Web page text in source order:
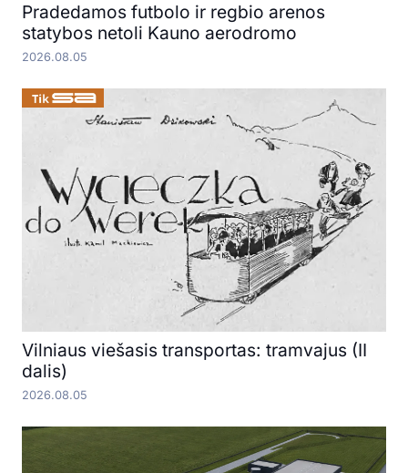
Pradedamos futbolo ir regbio arenos
statybos netoli Kauno aerodromo
2026.08.05
Vilniaus viešasis transportas: tramvajus (II
dalis)
2026.08.05